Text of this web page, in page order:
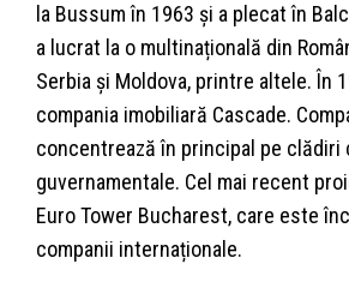
la Bussum în 1963 și a plecat în
a lucrat la o multinațională din
Serbia și Moldova, printre altele. În
compania imobiliară Cascade.
concentrează în principal pe clădiri
guvernamentale. Cel mai recent
Euro Tower Bucharest, care este
companii internaționale.